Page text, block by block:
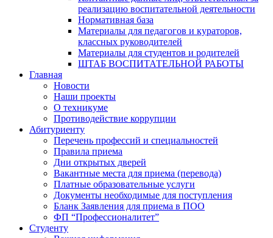
реализацию воспитательной деятельности
Нормативная база
Материалы для педагогов и кураторов,
классных руководителей
Материалы для студентов и родителей
ШТАБ ВОСПИТАТЕЛЬНОЙ РАБОТЫ
Главная
Новости
Наши проекты
О техникуме
Противодействие коррупции
Абитуриенту
Перечень профессий и специальностей
Правила приема
Дни открытых дверей
Вакантные места для приема (перевода)
Платные образовательные услуги
Документы необходимые для поступления
Бланк Заявления для приема в ПОО
ФП “Профессионалитет”
Студенту